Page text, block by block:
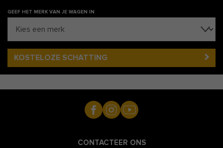
GEEF HET MERK VAN JE WAGEN IN
KOSTELOZE SCHATTING
CONTACTEER ONS